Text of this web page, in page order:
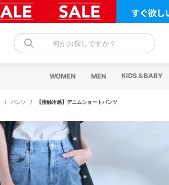
何かお探しですか？
WOMEN MEN KIDS＆BABY
/ パンツ / 【接触冷感】デニムショートパンツ